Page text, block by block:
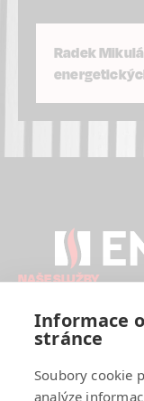
Informace
stránce
Soubory cookie
analýze
Radek
NAŠE SLUŽBY
ENBRA ENERGETIKA